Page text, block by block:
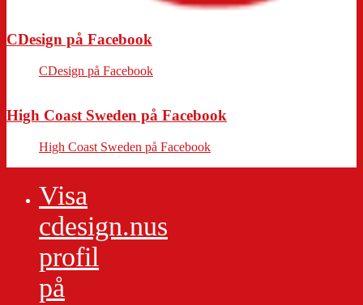
CDesign på Facebook
CDesign på Facebook
High Coast Sweden på Facebook
High Coast Sweden på Facebook
Visa
cdesign.nus
profil
på